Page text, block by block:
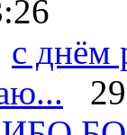
с днём